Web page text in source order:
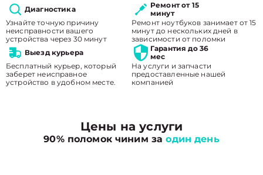
Диагностика
Узнайте точную причину
неисправности вашего
устройства через 30 минут
Ремонт от 15
минут
Ремонт ноутбуков занимает от 15
минут до нескольких дней в
зависимости от поломки
Выезд курьера
Бесплатный курьер, который
заберет неисправное
устройство в удобном месте.
Гарантия до 36
мес
На услуги и запчасти
предоставленные нашей
компанией
Цены на услуги
90% поломок чиним заодин день